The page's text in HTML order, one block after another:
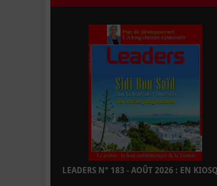
LEADERS N° 183 - AOÛT 2026 : EN